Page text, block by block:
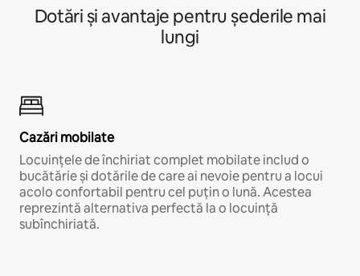
Dotări și avantaje pentru șederile mai
lungi
Cazări mobilate
Locuințele de închiriat complet mobilate includ o
bucătărie și dotările de care ai nevoie pentru a locui
acolo confortabil pentru cel puțin o lună. Acestea
reprezintă alternativa perfectă la o locuință
subînchiriată.